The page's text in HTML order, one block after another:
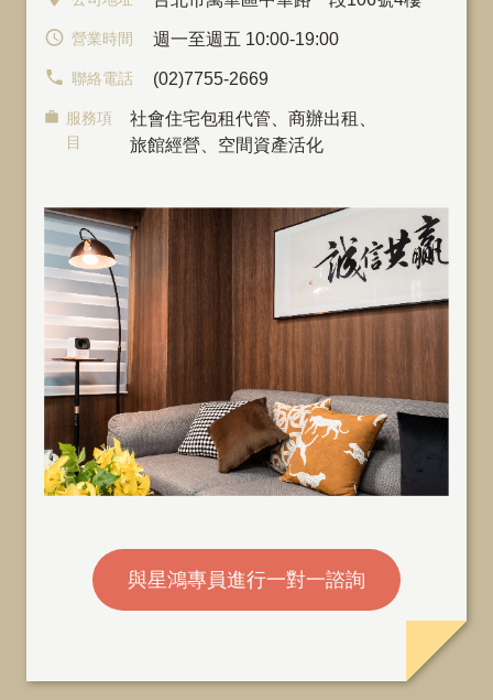
營業時間 週一至週五 10:00-19:00
聯絡電話 (02)7755-2669
服務項
目
社會住宅包租代管 、商辦出租
旅館經營、空間資產活化
與星鴻專員進行一對一諮詢